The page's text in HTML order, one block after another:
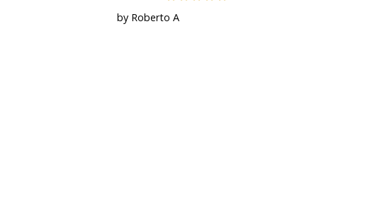
by Roberto A